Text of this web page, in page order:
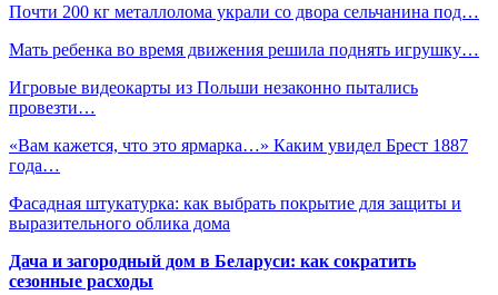
Почти 200 кг металлолома украли со двора сельчанина под…
Мать ребенка во время движения решила поднять игрушку…
Игровые видеокарты из Польши незаконно пытались
провезти…
«Вам кажется, что это ярмарка…» Каким увидел Брест 1887
года…
Фасадная штукатурка: как выбрать покрытие для защиты и
выразительного облика дома
Дача и загородный дом в Беларуси: как сократить
сезонные расходы